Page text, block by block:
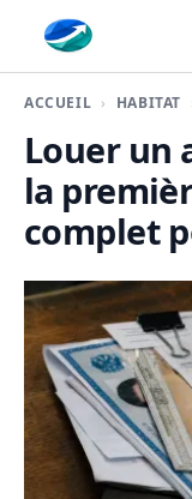
ACCUEIL HABITAT
Louer un
la
complet